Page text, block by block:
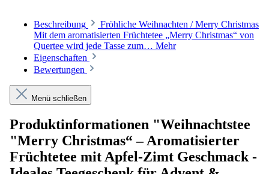
Beschreibung
Fröhliche Weihnachten / Merry Christmas
Mit dem aromatisierten Früchtetee „Merry Christmas“ von
Quertee wird jede Tasse zum… Mehr
Eigenschaften
Bewertungen
Menü schließen
Produktinformationen "Weihnachtstee
"Merry Christmas“ – Aromatisierter
Früchtetee mit Apfel-Zimt Geschmack -